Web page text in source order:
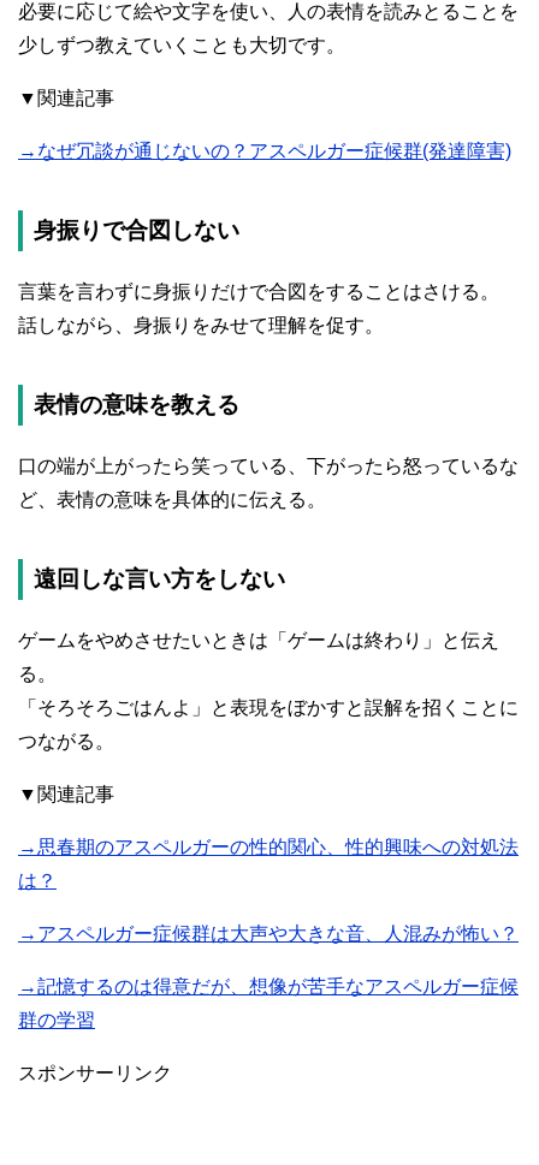
必要に応じて絵や文字を使い、人の表情を読みとることを
少しずつ教えていくことも大切です。
▼関連記事
→なぜ冗談が通じないの？アスペルガー症候群(発達障害)
身振りで合図しない
言葉を言わずに身振りだけで合図をすることはさける。
話しながら、身振りをみせて理解を促す。
表情の意味を教える
口の端が上がったら笑っている、下がったら怒っているな
ど、表情の意味を具体的に伝える。
遠回しな言い方をしない
ゲームをやめさせたいときは「ゲームは終わり」と伝え
る。
「そろそろごはんよ」と表現をぼかすと誤解を招くことに
つながる。
▼関連記事
→思春期のアスペルガーの性的関心、性的興味への対処法
は？
→アスペルガー症候群は大声や大きな音、人混みが怖い？
→記憶するのは得意だが、想像が苦手なアスペルガー症候
群の学習
スポンサーリンク